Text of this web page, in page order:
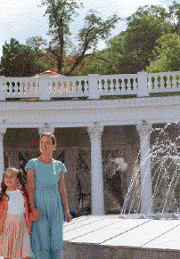
этот вид топлива
транспортное
без ограничений по
с бензином на
дней.Президент РФ